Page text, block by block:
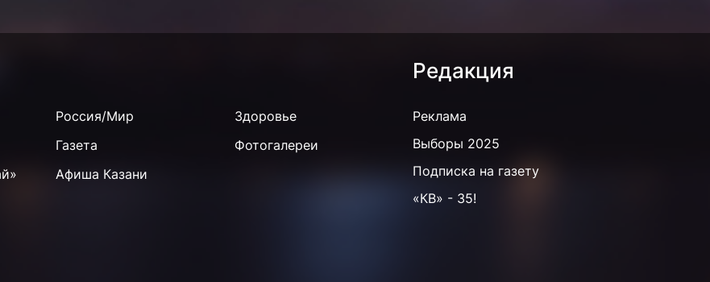
Россия/Мир
Здоровье
Газета
Фотогалереи
Афиша Казани
Редакция
Реклама
Выборы 2025
Подписка на газету
«КВ» - 35!